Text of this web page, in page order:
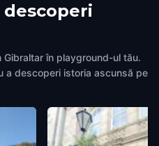
în playground-ul tău.
a descoperi istoria ascunsă pe